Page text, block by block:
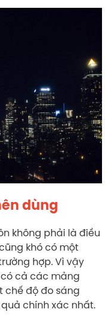
dùng
không phải là điều
khó có một
hợp. Vì vậy
cả các mảng
chế độ đo sáng
chính xác nhất.